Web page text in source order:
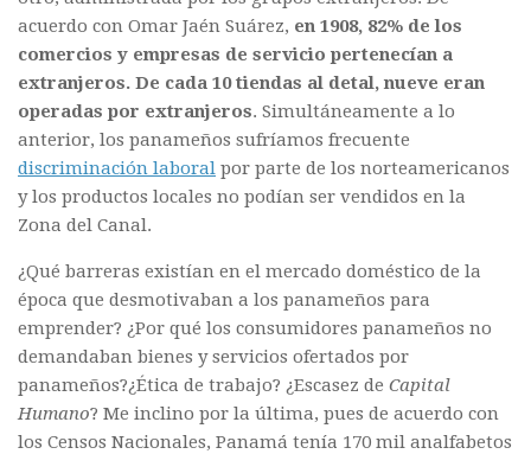
acuerdo con Omar Jaén Suárez, en 1908, 82% de los
comercios y empresas de servicio pertenecían a
extranjeros. De cada 10 tiendas al detal, nueve eran
operadas por extranjeros. Simultáneamente a lo
anterior, los panameños sufríamos frecuente
discriminación laboral por parte de los norteamericanos
y los productos locales no podían ser vendidos en la
Zona del Canal.
¿Qué barreras existían en el mercado doméstico de la
época que desmotivaban a los panameños para
emprender? ¿Por qué los consumidores panameños no
demandaban bienes y servicios ofertados por
panameños?¿Ética de trabajo? ¿Escasez de Capital
Humano? Me inclino por la última, pues de acuerdo con
los Censos Nacionales, Panamá tenía 170 mil analfabetos